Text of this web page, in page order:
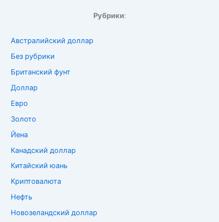
Рубрики:
Австралийский доллар
Без рубрики
Британский фунт
Доллар
Евро
Золото
Йена
Канадский доллар
Китайский юань
Криптовалюта
Нефть
Новозеландский доллар